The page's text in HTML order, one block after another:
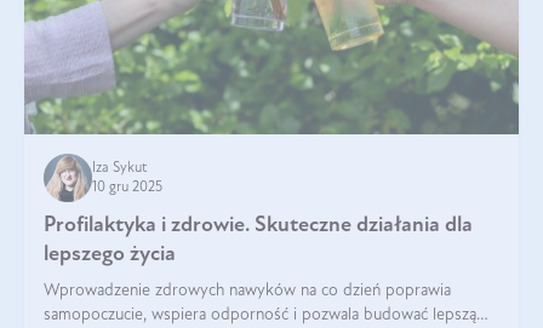
Iza Sykut
10 gru 2025
Profilaktyka i zdrowie. Skuteczne działania dla
lepszego życia
Wprowadzenie zdrowych nawyków na co dzień poprawia
samopoczucie, wspiera odporność i pozwala budować lepszą